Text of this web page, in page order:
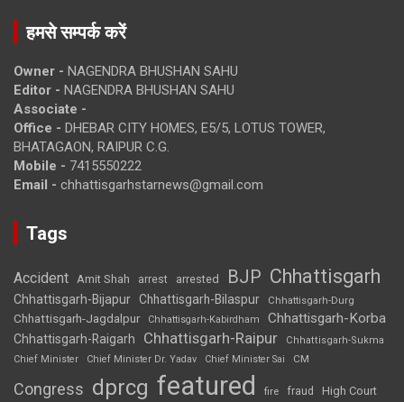
हमसे सम्पर्क करें
Owner - NAGENDRA BHUSHAN SAHU
Editor - NAGENDRA BHUSHAN SAHU
Associate -
Office - DHEBAR CITY HOMES, E5/5, LOTUS TOWER,
BHATAGAON, RAIPUR C.G.
Mobile - 7415550222
Email - chhattisgarhstarnews@gmail.com
Tags
Accident Amit Shah arrest arrested BJP Chhattisgarh
Chhattisgarh-Bijapur Chhattisgarh-Bilaspur Chhattisgarh-Durg
Chhattisgarh-Jagdalpur Chhattisgarh-Kabirdham Chhattisgarh-Korba
Chhattisgarh-Raigarh Chhattisgarh-Raipur
Chhattisgarh-Sukma
Chief Minister
Chief Minister Dr. Yadav Chief Minister Sai CM
Congress dprcg featured fire fraud High Court